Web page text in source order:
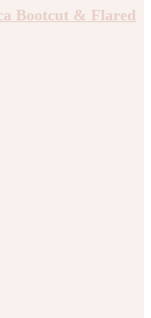
Bootcut & Flared